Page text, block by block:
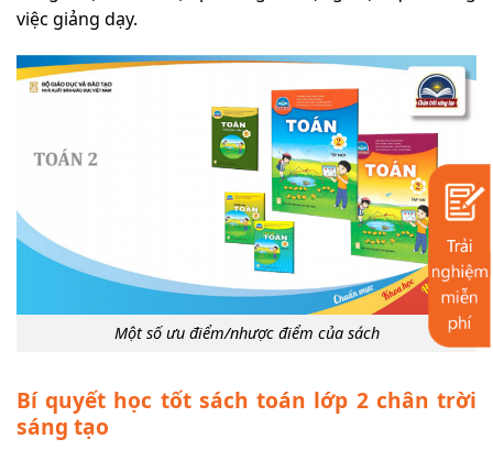
việc giảng dạy.
Một số ưu điểm/nhược điểm của sách
Bí quyết học tốt sách toán lớp 2 chân trời
sáng tạo